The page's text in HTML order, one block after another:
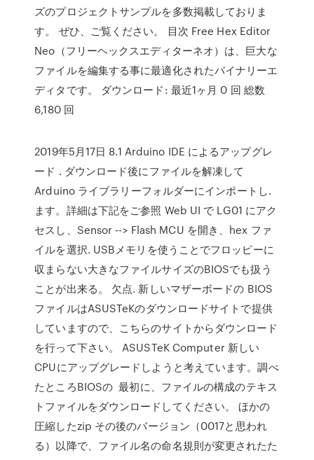
ズのプロジェクトサンプルを多数掲載しておりま
す。 ぜひ、ご覧ください。 目次 Free Hex Editor
Neo（フリーヘックスエディターネオ）は、巨大な
ファイルを編集する事に最適化されたバイナリーエ
ディタです。 ダウンロード: 最近1ヶ月 0 回 総数
6,180 回
2019年5月17日 8.1 Arduino IDE によるアップグレ
ード . ダウンロード後にファイルを解凍して
Arduino ライブラリーフォルダーにインポートし.
ます。詳細は下記をご参照 Web UI で LG01 にアク
セスし、Sensor --> Flash MCU を開き、hex ファ
イルを選択. USBメモリを使うことでフロッピーに
収まらない大きなファイルサイズのBIOSでも扱う
ことが出来る。 欠点. 新しいマザーボードの BIOS
ファイルはASUSTeKのダウンロードサイトで提供
していますので、こちらのサイトからダウンロード
を行って下さい。 ASUSTeK Computer 新しい
CPUにアップグレードしようと考えています。調べ
たところBIOSの 最初に、ファイルの構成のテキス
トファイルをダウンロードしてください。 ほかの
圧縮したzip その後のバージョン（0017と思われ
る）以降で、ファイル名の命名規則が変更されたた